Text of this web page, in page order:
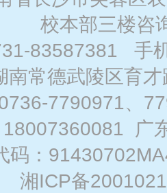
校本部三楼咨
83587381 手
南常德武陵区育
7790971、
18007360081
广
码：
湘ICP备